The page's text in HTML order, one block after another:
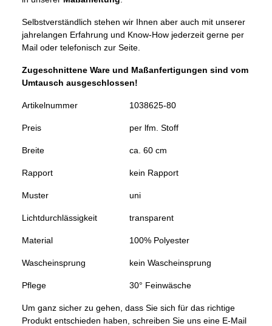
Selbstverständlich stehen wir Ihnen aber auch mit unserer
jahrelangen Erfahrung und Know-How jederzeit gerne per
Mail oder telefonisch zur Seite.
Zugeschnittene Ware und Maßanfertigungen sind vom
Umtausch ausgeschlossen!
Artikelnummer 1038625-80
Preis per lfm. Stoff
Breite ca. 60 cm
Rapport kein Rapport
Muster uni
Lichtdurchlässigkeit transparent
Material 100% Polyester
Wascheinsprung kein Wascheinsprung
Pflege 30° Feinwäsche
Um ganz sicher zu gehen, dass Sie sich für das richtige
Produkt entschieden haben, schreiben Sie uns eine E-Mail